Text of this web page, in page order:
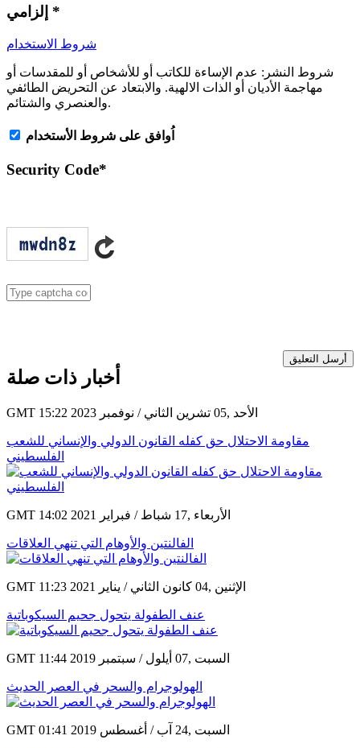
*
شروط الاستخدام
شروط النشر: عدم الإساءة للكاتب أو للأشخاص أو للمقدسات أو
مهاجمة الأديان أو الذات الالهية. والابتعاد عن التحريض الطائفي
والعنصري والشتائم.
اُوافق على شروط الأستخدام
Security Code*
أرسل التعليق
أخبار ذات صلة
GMT 15:22 2023 الأحد ,05 تشرين الثاني / نوفمبر
مقاومة الاحتلال حق كفله القانون الدولي والإنساني للشعب
الفلسطيني
GMT 14:02 2021 الأربعاء ,17 شباط / فبراير
الفالنتين والأوهام التي تنهي العلاقات
GMT 11:23 2021 الإثنين ,04 كانون الثاني / يناير
عنف الطفولة يتحول جحيم السيكوباتية
GMT 11:44 2019 السبت ,07 أيلول / سبتمبر
الهولوجرام والسحر في العصر الحديث
GMT 01:41 2019 السبت ,24 آب / أغسطس